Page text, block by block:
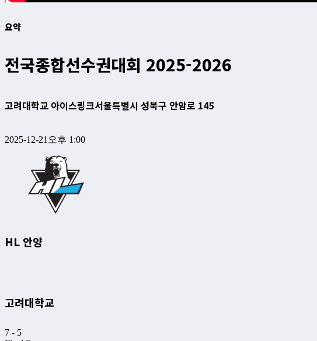
요약
전국종합선수권대회 2025-2026
고려대학교 아이스링크서울특별시 성북구 안암로 145
2025-12-21 오후 1:00
HL 안양
고려대학교
7 - 5